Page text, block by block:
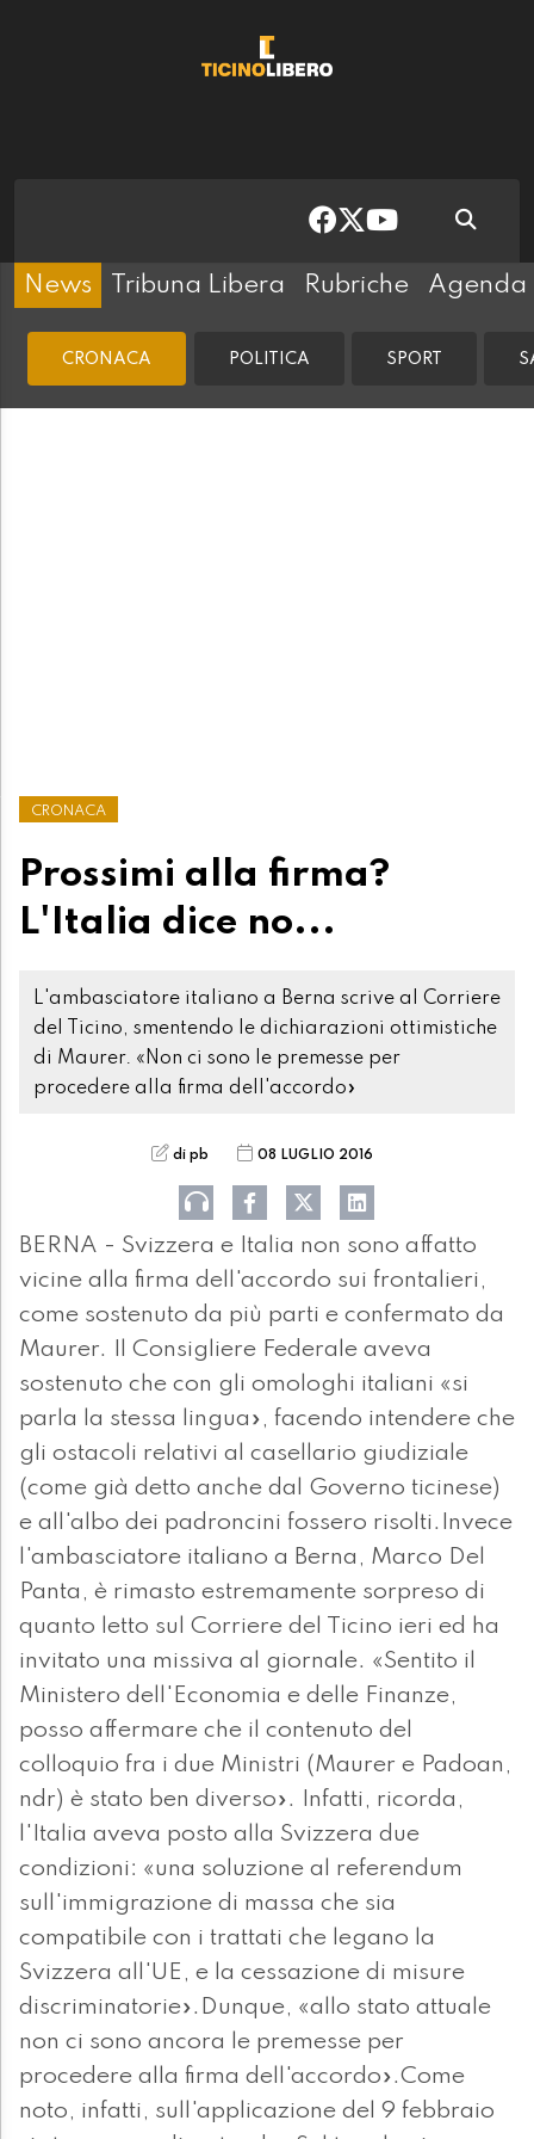
News Tribuna Libera Rubriche Agenda
CRONACA POLITICA SPORT
CRONACA
Prossimi alla firma?
L'Italia dice no...
L'ambasciatore italiano a Berna scrive al Corriere
del Ticino, smentendo le dichiarazioni ottimistiche
di Maurer. «Non ci sono le premesse per
procedere alla firma dell'accordo»
di pb 08 LUGLIO 2016
BERNA - Svizzera e Italia non sono affatto
vicine alla firma dell'accordo sui frontalieri,
come sostenuto da più parti e confermato da
Maurer. Il Consigliere Federale aveva
sostenuto che con gli omologhi italiani «si
parla la stessa lingua», facendo intendere che
gli ostacoli relativi al casellario giudiziale
(come già detto anche dal Governo ticinese)
e all'albo dei padroncini fossero risolti.Invece
l'ambasciatore italiano a Berna, Marco Del
Panta, è rimasto estremamente sorpreso di
quanto letto sul Corriere del Ticino ieri ed ha
invitato una missiva al giornale. «Sentito il
Ministero dell'Economia e delle Finanze,
posso affermare che il contenuto del
colloquio fra i due Ministri (Maurer e Padoan,
ndr) è stato ben diverso». Infatti, ricorda,
l'Italia aveva posto alla Svizzera due
condizioni: «una soluzione al referendum
sull'immigrazione di massa che sia
compatibile con i trattati che legano la
Svizzera all'UE, e la cessazione di misure
discriminatorie».Dunque, «allo stato attuale
non ci sono ancora le premesse per
procedere alla firma dell'accordo».Come
noto, infatti, sull'applicazione del 9 febbraio